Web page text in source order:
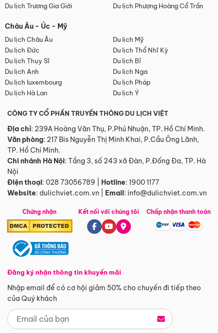
Du lịch Trương Gia Giới
Du lịch Phượng Hoàng Cổ Trấn
Châu Âu - Úc - Mỹ
Du lịch Châu Âu
Du lịch Mỹ
Du lịch Đức
Du lịch Thổ Nhĩ Kỳ
Du lịch Thụy Sĩ
Du lịch Bỉ
Du lịch Anh
Du lịch Nga
Du lịch luxembourg
Du lịch Pháp
Du lịch Hà Lan
Du lịch Ý
CÔNG TY CỔ PHẦN TRUYỀN THÔNG DU LỊCH VIỆT
Địa chỉ: 239A Hoàng Văn Thụ, P.Phú Nhuận, TP. Hồ Chí Minh.
Văn phòng: 217 Bis Nguyễn Thị Minh Khai, P.Cầu Ông Lãnh,
TP. Hồ Chí Minh.
Chi nhánh Hà Nội: Tầng 3, số 243 xã Đàn, P.Đống Đa, TP. Hà
Nội
Điện thoại: 028 73056789 Hotline: 1900 1177
Website: dulichviet.com.vn Email: info@dulichviet.com.vn
Chứng nhận
Đăng ký nhận thông tin khuyến mãi
Nhập email để có cơ hội giảm 50% cho chuyến đi tiếp theo
của Quý khách
Kết nối với chúng tôi Chấp nhận thanh toán